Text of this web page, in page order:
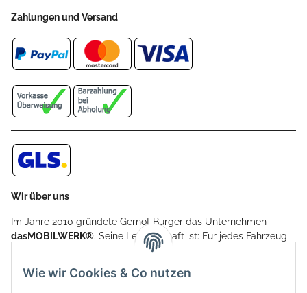
Zahlungen und Versand
Wir über uns
Im Jahre 2010 gründete Gernot Burger das Unternehmen
dasMOBILWERK®. Seine Leidenschaft ist: Für jedes Fahrzeug
ein Car Cover anzubieten - passgenau und individuell.
Aufgrund der vielen positiven Kundenrückmeldungen kamen
weitere Produkte, wie Reifenschuhe, Hardtopständer hinzu.
Wie wir Cookies & Co nutzen